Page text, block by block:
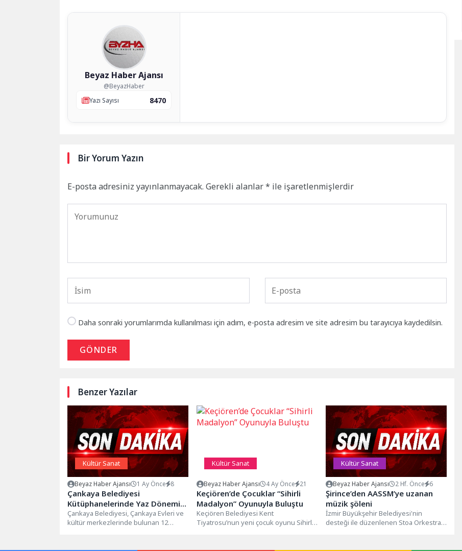
Beyaz Haber Ajansı
@BeyazHaber
Yazı Sayısı
8470
Bir Yorum Yazın
E-posta adresiniz yayınlanmayacak. Gerekli alanlar* ile işaretlenmişlerdir
Daha sonraki yorumlarımda kullanılması için adım, e-posta adresim ve site adresim bu tarayıcıya kaydedilsin.
GÖNDER
Benzer Yazılar
Kültür Sanat
Beyaz Haber Ajansı 1 Ay Önce 8
Çankaya Belediyesi
Kütüphanelerinde Yaz Dönemi
Uygulaması
Çankaya Belediyesi, Çankaya Evleri ve
kültür merkezlerinde bulunan 12
Kültür Sanat
Beyaz Haber Ajansı 4 Ay Önce 21
Keçiören’de Çocuklar “Sihirli
Madalyon” Oyunuyla Buluştu
Keçiören Belediyesi Kent
Tiyatrosu’nun yeni çocuk oyunu Sihirli
Kültür Sanat
Beyaz Haber Ajansı 2 Hf. Önce 6
Şirince’den AASSM’ye uzanan
müzik şöleni
İzmir Büyükşehir Belediyesi'nin
desteği ile düzenlenen Stoa Orkestra